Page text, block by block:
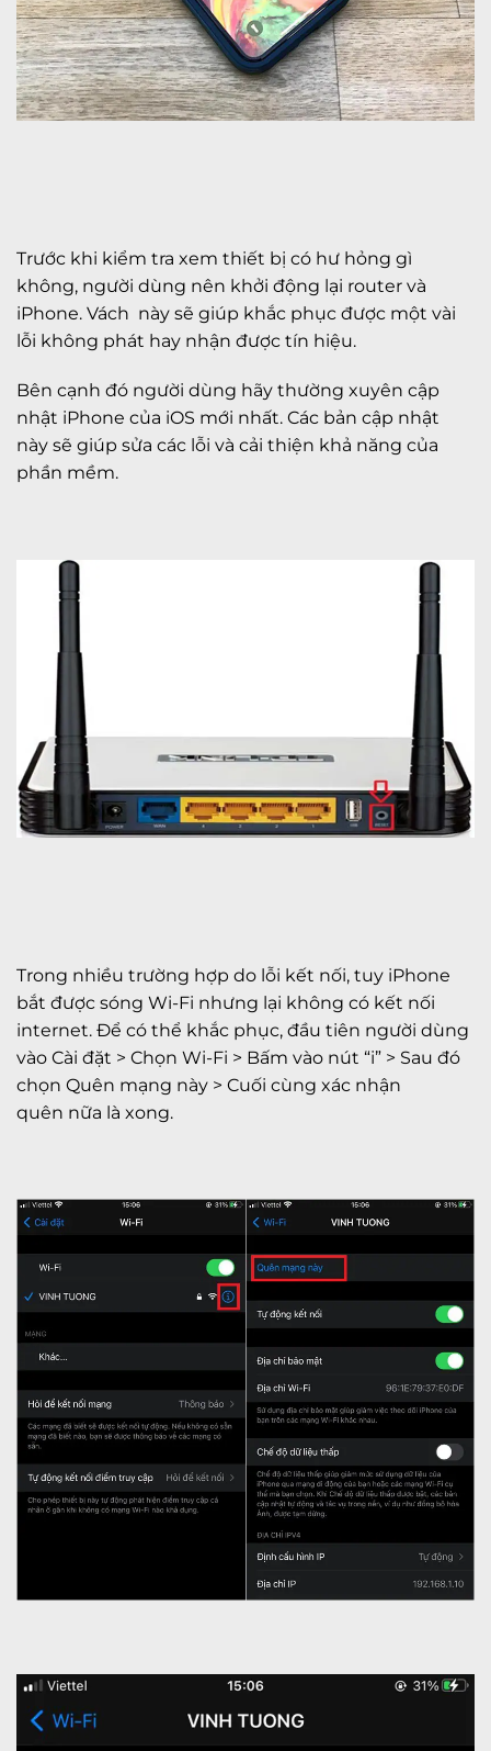
Trước khi kiểm tra xem thiết bị có hư hỏng gì
không, người dùng nên khởi động lại router và
iPhone. Vách này sẽ giúp khắc phục được một vài
lỗi không phát hay nhận được tín hiệu.
Bên cạnh đó người dùng hãy thường xuyên cập
nhật iPhone của iOS mới nhất. Các bản cập nhật
này sẽ giúp sửa các lỗi và cải thiện khả năng của
phần mềm.
Trong nhiều trường hợp do lỗi kết nối, tuy iPhone
bắt được sóng Wi-Fi nhưng lại không có kết nối
internet. Để có thể khắc phục, đầu tiên người dùng
vào Cài đặt > Chọn Wi-Fi > Bấm vào nút “i” > Sau đó
chọn Quên mạng này > Cuối cùng xác nhận
quên nữa là xong.